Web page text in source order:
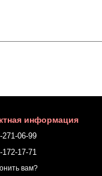
информация
271-06-99
172-17-71
вам?